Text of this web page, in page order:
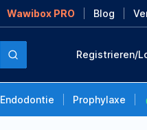
Wawibox PRO Blog
Registrieren/
Endodontie Prophylaxe